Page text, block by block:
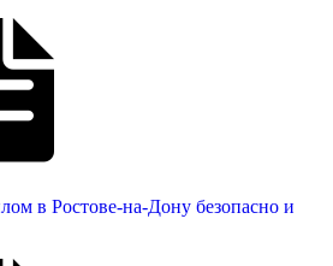
в Ростове-на-Дону безопасно и